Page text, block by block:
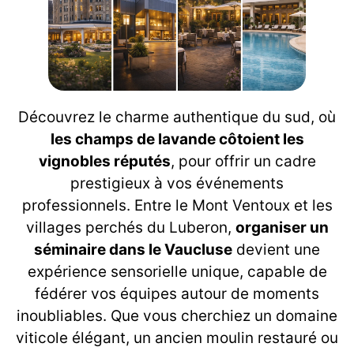
Découvrez le charme authentique du sud, où
les champs de lavande côtoient les
vignobles réputés, pour offrir un cadre
prestigieux à vos événements
professionnels. Entre le Mont Ventoux et les
villages perchés du Luberon, organiser un
séminaire dans le Vaucluse devient une
expérience sensorielle unique, capable de
fédérer vos équipes autour de moments
inoubliables. Que vous cherchiez un domaine
viticole élégant, un ancien moulin restauré ou